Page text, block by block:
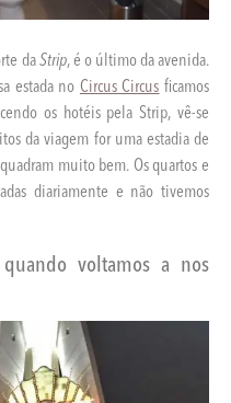
daStrip, é o último da avenida.
estada no Circus Circus ficamos
os hotéis pela Strip, vê-se
da viagem for uma estadia de
muito bem. Os quartos e
diariamente e não tivemos
voltamos a nos